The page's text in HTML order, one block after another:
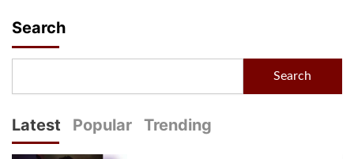
Search
Search
Latest Popular Trending